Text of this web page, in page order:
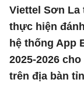
Viettel Sơn
thực hiện
hệ thống App
2025-2026
trên địa bàn